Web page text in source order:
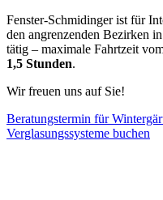
Fenster-Schmidinger ist für
den angrenzenden Bezirken
tätig – maximale Fahrtzeit
1,5 Stunden.
Wir freuen uns auf Sie!
Beratungstermin für
Verglasungssysteme buchen